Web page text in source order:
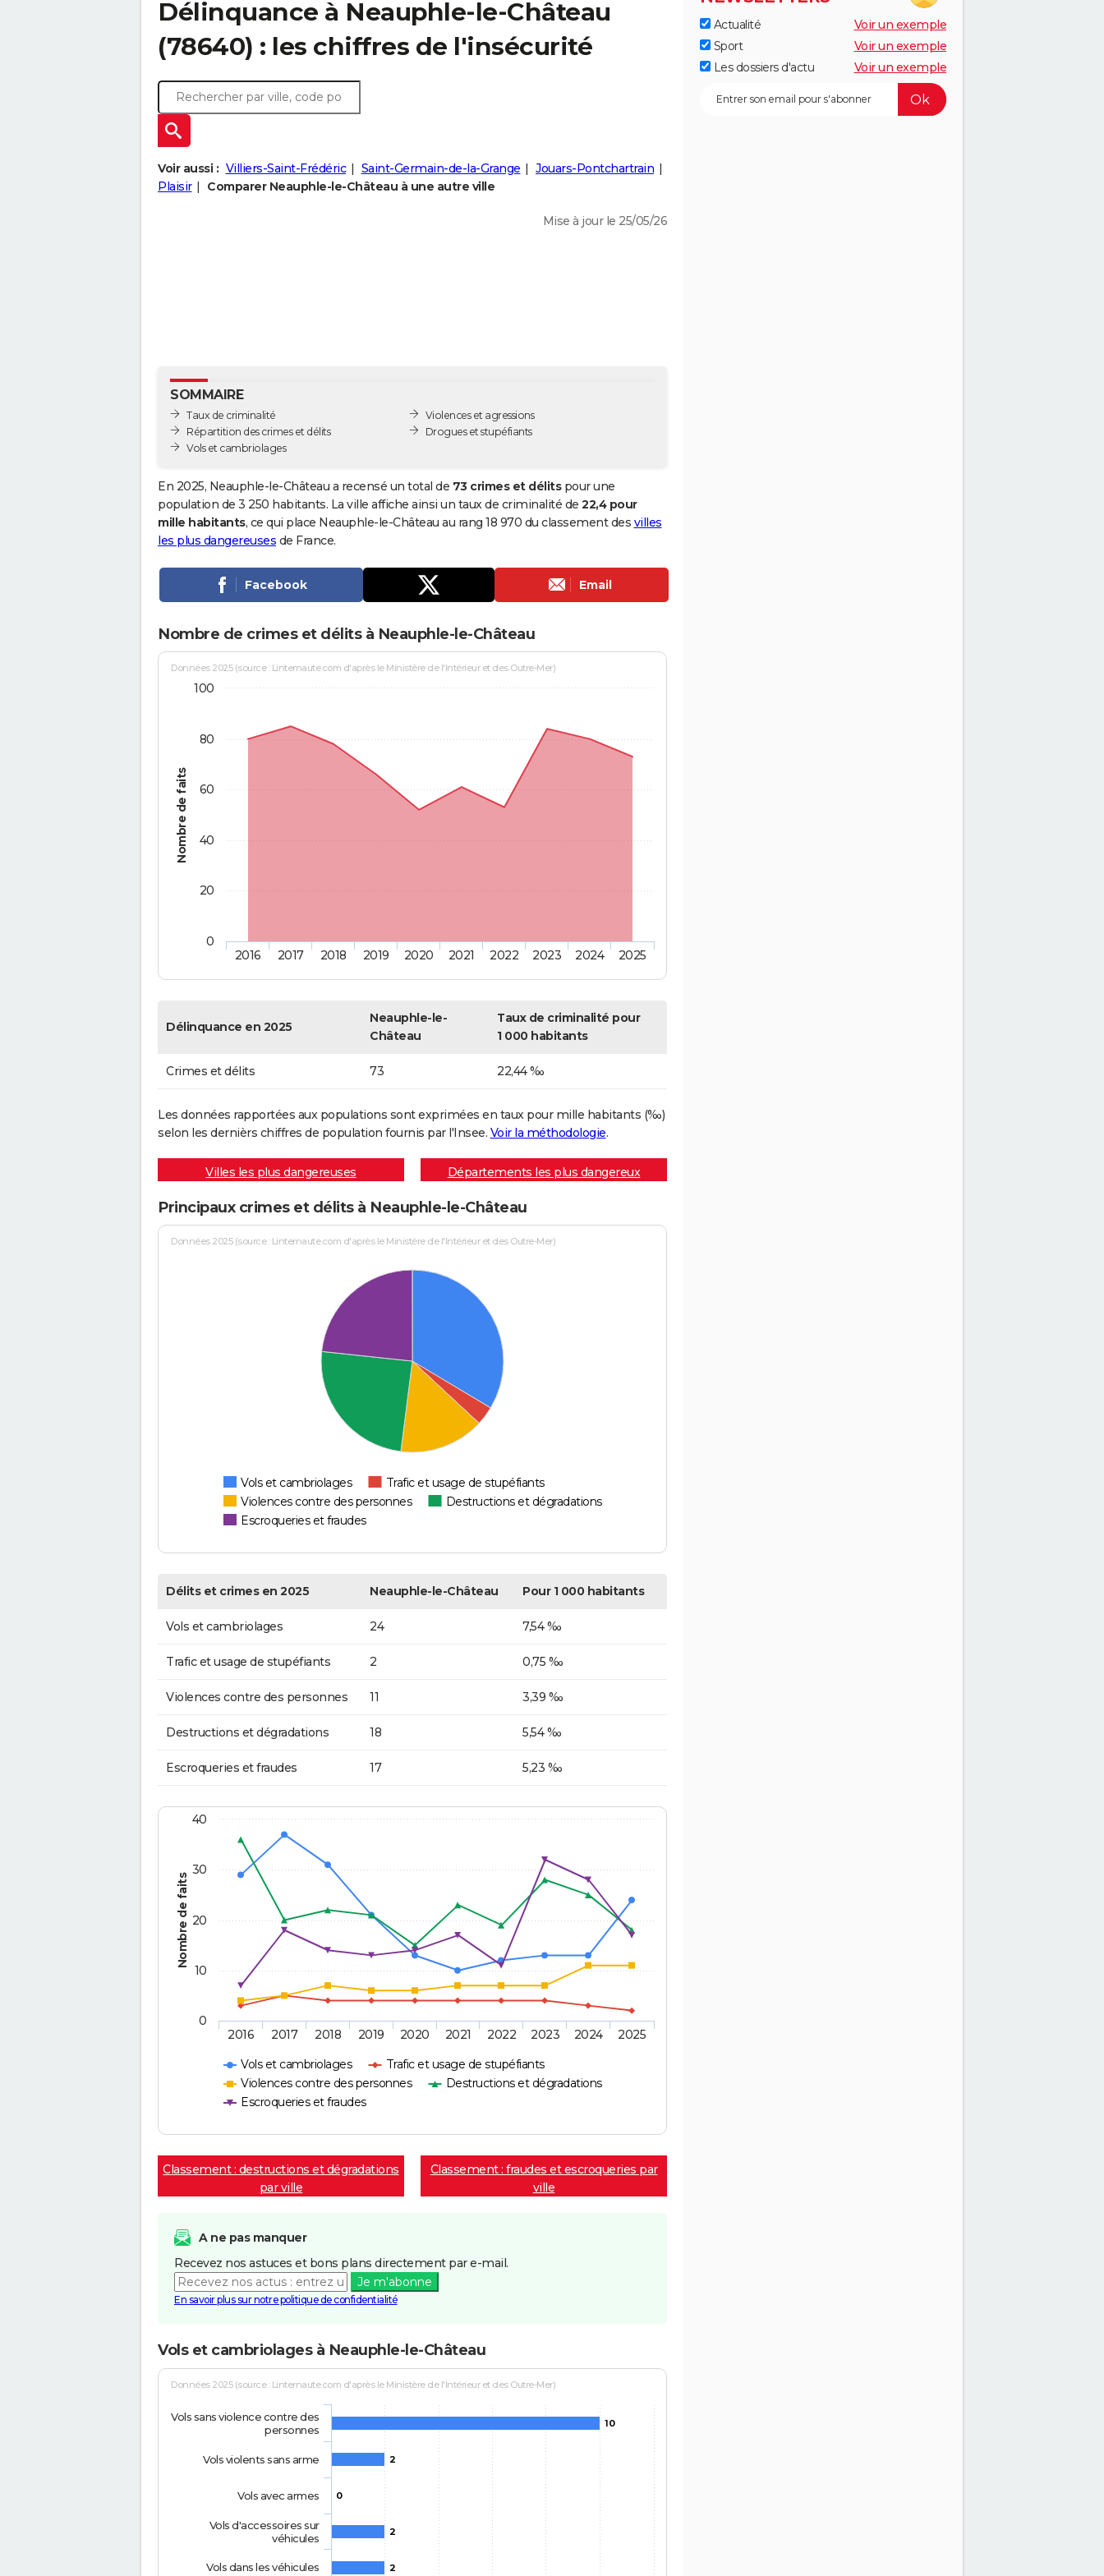
Délinquance à Neauphle-le-Château
(78640) : les chiffres de l'insécurité
Voir aussi : Villiers-Saint-Frédéric Saint-Germain-de-la-Grange
Jouars-Pontchartrain
Plaisir
Comparer Neauphle-le-Château à une autre ville
Mise à jour le 25/05/26
SOMMAIRE
Taux de criminalité
Répartition des crimes et délits
Vols et cambriolages
Violences et agressions
Drogues et stupéfiants
En 2025, Neauphle-le-Château a recensé un total de 73 crimes et délitspour une
population de 3 250 habitants. La ville affiche ainsi un taux de criminalité de 22,4 pour
mille habitants, ce qui place Neauphle-le-Château au rang 18 970 du classement des villes
les plus dangereuses de France.
Facebook Email
Nombre de crimes et délits à Neauphle-le-Château
Nombre de faits
Données 2025 (source : Linternaute.com d'après le Ministère de l'Intérieur et des Outre-Mer)
2016 2017 2018 2019 2020 2021 2022 2023 2024 2025
0
20
40
60
80
100
Délinquance en 2025
Neauphle-le-
Château
Taux de criminalité pour
1 000 habitants
Crimes et délits 73 22,44 ‰
Les données rapportées aux populations sont exprimées en taux pour mille habitants (‰)
selon les dernièrs chiffres de population fournis par l'Insee. Voir la méthodologie.
Villes les plus dangereuses Départements les plus dangereux
Principaux crimes et délits à Neauphle-le-Château
Données 2025 (source : Linternaute.com d'après le Ministère de l'Intérieur et des Outre-Mer)
Vols et cambriolages
Trafic et usage de stupéfiants
Violences contre des personnes
Destructions et dégradations
Escroqueries et fraudes
Délits et crimes en 2025 Neauphle-le-Château Pour 1 000 habitants
Vols et cambriolages 24 7,54 ‰
Trafic et usage de stupéfiants 2 0,75 ‰
Violences contre des personnes 11 3,39 ‰
Destructions et dégradations 18 5,54 ‰
Escroqueries et fraudes 17 5,23 ‰
Nombre de faits
Vols et cambriolages
Trafic et usage de stupéfiants
Violences contre des personnes
Destructions et dégradations
Escroqueries et fraudes
2016 2017 2018 2019 2020 2021 2022 2023 2024 2025
0
10
20
30
40
Classement : destructions et dégradations
par ville
Classement : fraudes et escroqueries par
ville
A ne pas manquer
Recevez nos astuces et bons plans directement par e-mail.
Je m'abonne
En savoir plus sur notre politique de confidentialité
Vols et cambriolages à Neauphle-le-Château
Données 2025 (source : Linternaute.com d'après le Ministère de l'Intérieur et des Outre-Mer)
10
2
0
2
2
Vols sans violence contre des
personnes
Vols violents sans arme
Vols avec armes
Vols d'accessoires sur
véhicules
Vols dans les véhicules
Actualité
Voir un exemple
Sport
Voir un exemple
Les dossiers d'actu
Voir un exemple